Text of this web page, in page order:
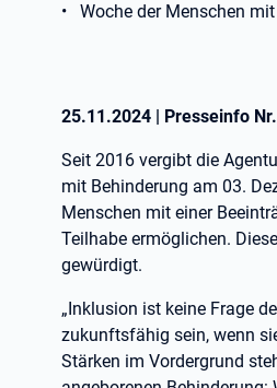
• Woche der Menschen
25.11.2024 | Presseinfo Nr.
Seit 2016 vergibt die
mit Behinderung am 03.
Menschen mit einer
Teilhabe ermöglichen.
gewürdigt.
„Inklusion ist keine Frage
zukunftsfähig sein, wenn
Stärken im Vordergrund